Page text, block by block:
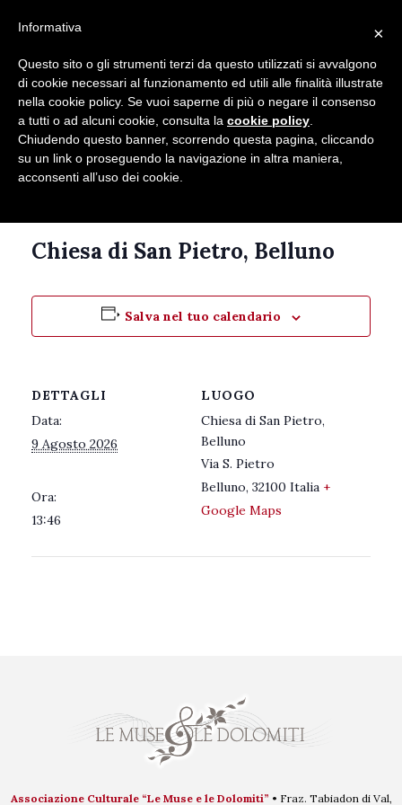
Chiesa di San Pietro, Belluno
Salva nel tuo calendario
DETTAGLI
Data:
9 Agosto 2026
Ora:
13:46
LUOGO
Chiesa di San Pietro,
Belluno
Via S. Pietro
Belluno, 32100 Italia +
Google Maps
Associazione Culturale “Le Muse e le Dolomiti” • Fraz. Tabiadon di Val,
×
Informativa
Questo sito o gli strumenti terzi da questo utilizzati si avvalgono
di cookie necessari al funzionamento ed utili alle finalità illustrate
nella cookie policy. Se vuoi saperne di più o negare il consenso
a tutti o ad alcuni cookie, consulta la cookie policy
Chiudendo questo banner, scorrendo questa pagina, cliccando
su un link o proseguendo la navigazione in altra maniera,
acconsenti all’uso dei cookie.